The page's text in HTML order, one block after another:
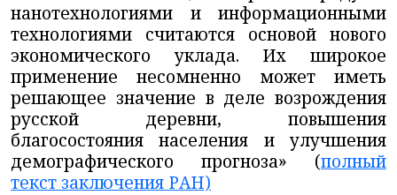
нанотехнологиями и информационными
технологиями считаются основой нового
экономического уклада. Их широкое
применение несомненно может иметь
решающее значение в деле возрождения
русской деревни, повышения
благосостояния населения и улучшения
демографического прогноза» (полный
текст заключения РАН)